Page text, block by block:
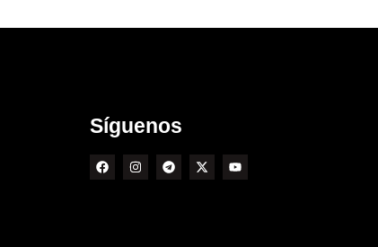
Síguenos